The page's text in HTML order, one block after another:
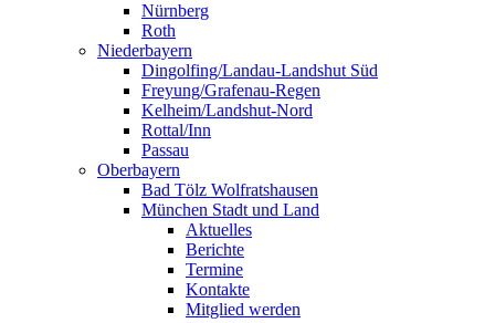
Nürnberg
Roth
Niederbayern
Dingolfing/Landau-Landshut Süd
Freyung/Grafenau-Regen
Kelheim/Landshut-Nord
Rottal/Inn
Passau
Oberbayern
Bad Tölz Wolfratshausen
München Stadt und Land
Aktuelles
Berichte
Termine
Kontakte
Mitglied werden